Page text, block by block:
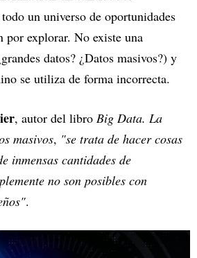
un universo de oportunidades
por explorar. No existe una
datos? ¿Datos masivos?) y
se utiliza de forma incorrecta.
, autor del libro Big Data. La
masivos, "se trata de hacer cosas
inmensas cantidades de
no son posibles con
.